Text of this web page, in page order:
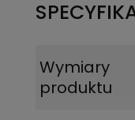
Wymiary
produktu